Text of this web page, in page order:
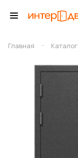
Главная – Каталог